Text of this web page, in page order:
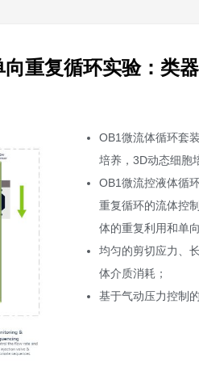
重复循环实验：类
OB1微流体循环套
培养，3D动态细胞
OB1微流控液体循
重复循环的流体控
体的重复利用和单向
均匀的剪切应力、
体介质消耗；
基于气动压力控制